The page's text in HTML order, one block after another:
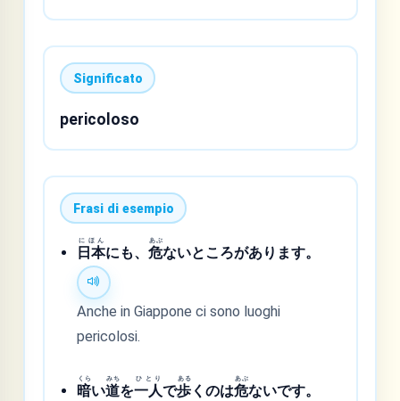
Significato
pericoloso
Frasi di esempio
日本
にほん
にも、危
あぶ
ないところがあります。
Anche in Giappone ci sono luoghi
pericolosi.
暗
くら
い道
みち
を一人
ひとり
で歩
ある
くのは危
あぶ
ないです。